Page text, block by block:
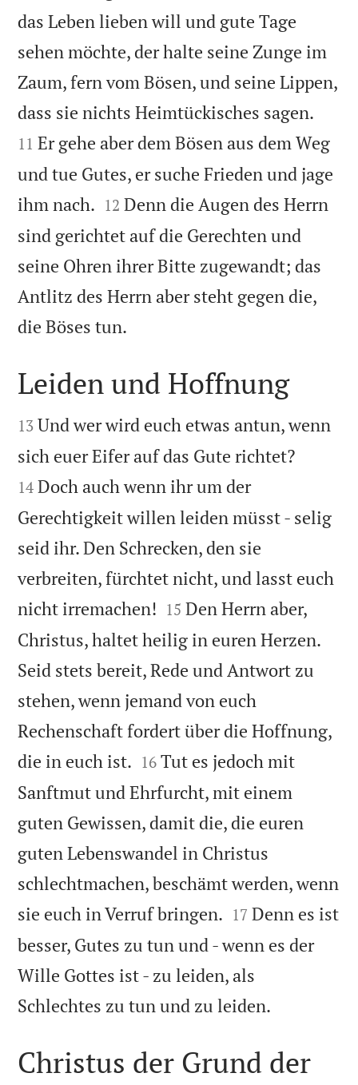
das Leben lieben will und gute Tage
sehen möchte, der halte seine Zunge im
Zaum, fern vom Bösen, und seine Lippen,
dass sie nichts Heimtückisches sagen.
11 Er gehe aber dem Bösen aus dem Weg
und tue Gutes, er suche Frieden und jage
ihm nach. 

12 Denn die Augen des Herrn
sind gerichtet auf die Gerechten und
seine Ohren ihrer Bitte zugewandt; das
Antlitz des Herrn aber steht gegen die,
die Böses tun.

Leiden und Hoffnung

13 Und wer wird euch etwas antun, wenn
sich euer Eifer auf das Gute richtet?
14 Doch auch wenn ihr um der
Gerechtigkeit willen leiden müsst - selig
seid ihr. Den Schrecken, den sie
verbreiten, fürchtet nicht, und lasst euch
nicht irremachen! 

15 Den Herrn aber,
Christus, haltet heilig in euren Herzen.
Seid stets bereit, Rede und Antwort zu
stehen, wenn jemand von euch
Rechenschaft fordert über die Hoffnung,
die in euch ist. 

16 Tut es jedoch mit
Sanftmut und Ehrfurcht, mit einem
guten Gewissen, damit die, die euren
guten Lebenswandel in Christus
schlechtmachen, beschämt werden, wenn
sie euch in Verruf bringen. 

17 Denn es ist
besser, Gutes zu tun und - wenn es der
Wille Gottes ist - zu leiden, als
Schlechtes zu tun und zu leiden.
Christus der Grund der